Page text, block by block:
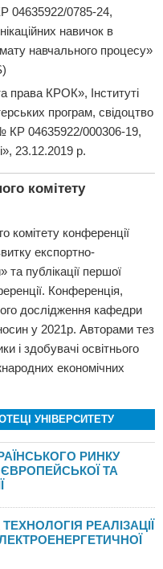
04635922/0785-24,
навичок в
навчального процесу»
права КРОК», Інституті
програм, свідоцтво
КР 04635922/000306-19,
23.12.2019 р.
комітету
комітету конференції
експортно-
та публікації першої
Конференція,
дослідження кафедри
у 2021р. Авторами тез
і здобувачі освітнього
економічних
УНІВЕРСИТЕТУ
РИНКУ
ЄВРОПЕЙСЬКОЇ ТА
РЕАЛІЗАЦІЇ